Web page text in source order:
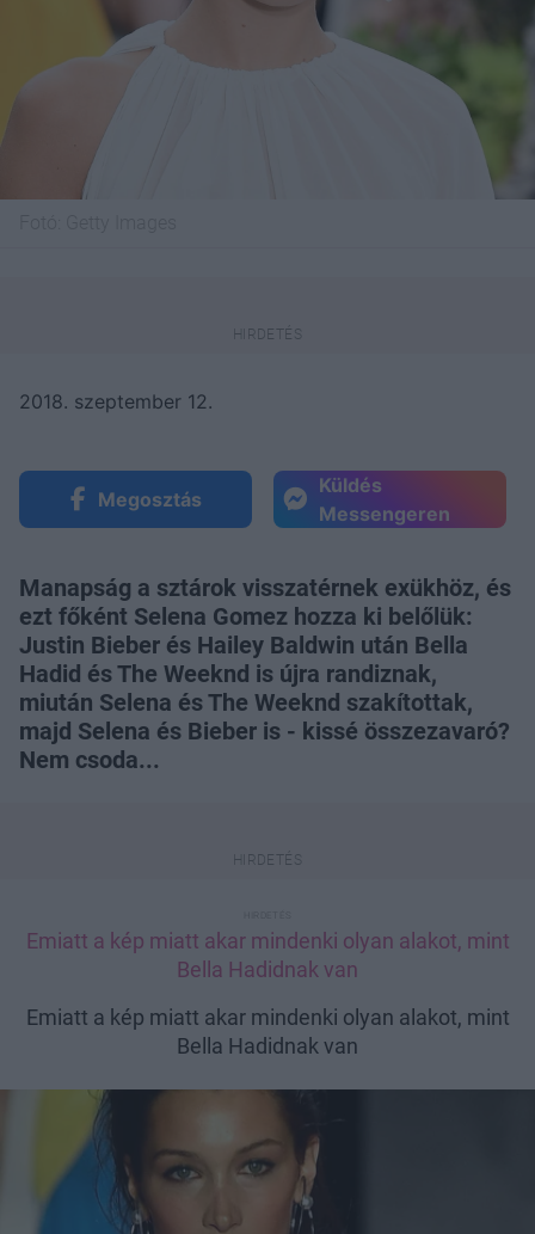
2018. szeptember 12.
Megosztás
Küldés
Messengeren
Manapság a sztárok visszatérnek exükhöz, és
ezt főként Selena Gomez hozza ki belőlük:
Justin Bieber és Hailey Baldwin után Bella
Hadid és The Weeknd is újra randiznak,
miután Selena és The Weeknd szakítottak,
majd Selena és Bieber is - kissé összezavaró?
Nem csoda...
Emiatt a kép miatt akar mindenki olyan alakot, mint
Bella Hadidnak van
Emiatt a kép miatt akar mindenki olyan alakot, mint
Bella Hadidnak van